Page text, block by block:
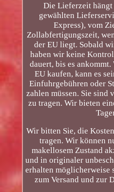
Die Lieferzeit
gewählten
Express), vom
Zollabfertigungszeit,
der EU liegt. Sobald
haben wir keine
dauert, bis es
EU kaufen, kann es
Einfuhrgebühren oder
zahlen müssen. Sie sind
zu tragen. Wir bieten
Wir bitten Sie, die
tragen. Wir können
makellosem Zustand
und in originaler
erhalten möglicherweise
zum Versand und zur